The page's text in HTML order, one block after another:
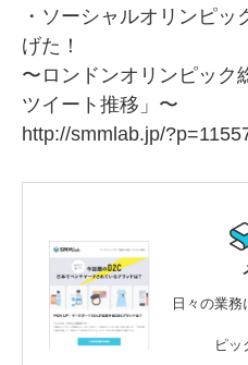
・ソーシャルオリンピ
げた！
〜ロンドンオリンピック
ツイート推移」〜
http://smmlab.jp/
日々の業
ピッ